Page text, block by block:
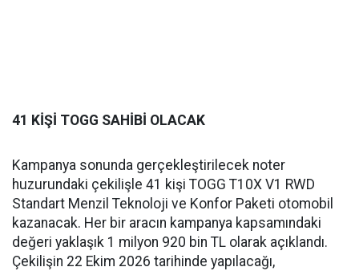
41 KİŞİ TOGG SAHİBİ OLACAK
Kampanya sonunda gerçekleştirilecek noter
huzurundaki çekilişle 41 kişi TOGG T10X V1 RWD
Standart Menzil Teknoloji ve Konfor Paketi otomobil
kazanacak. Her bir aracın kampanya kapsamındaki
değeri yaklaşık 1 milyon 920 bin TL olarak açıklandı.
Çekilişin 22 Ekim 2026 tarihinde yapılacağı,